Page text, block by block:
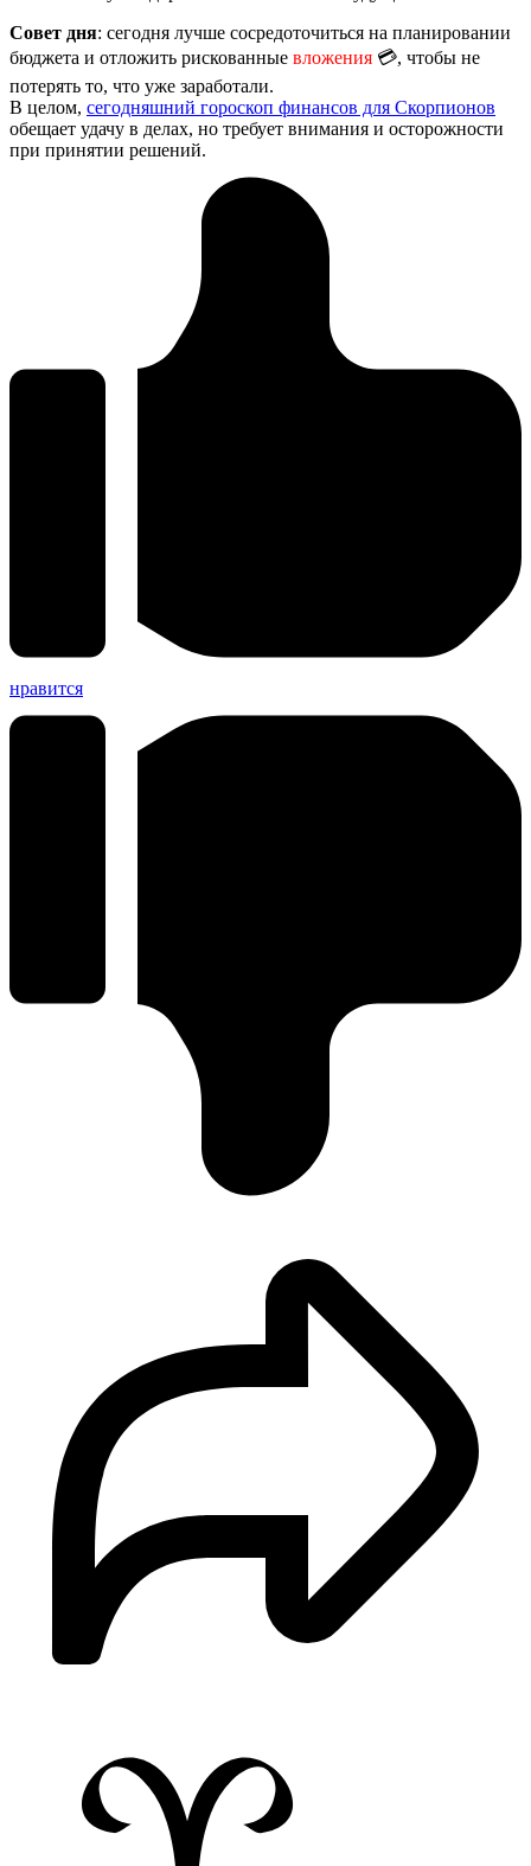
Совет дня: сегодня лучше сосредоточиться на планировании
бюджета и отложить рискованные вложения 💳, чтобы не
потерять то, что уже заработали.
В целом, сегодняшний гороскоп финансов для Скорпионов
обещает удачу в делах, но требует внимания и осторожности
при принятии решений.
нравится